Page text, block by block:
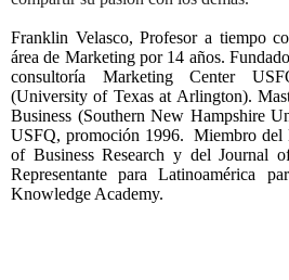
Franklin Velasco, Profesor a tiempo
área de Marketing por 14 años.
consultoría Marketing Center
(University of Texas at Arlington).
Business (Southern New Hampshire
USFQ, promoción 1996. Miembro del
of Business Research y del Journal
Representante para Latinoamérica
Knowledge Academy.